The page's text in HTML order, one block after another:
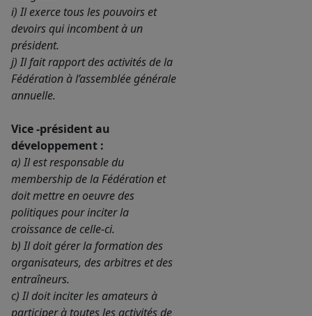
i) Il exerce tous les pouvoirs et
devoirs qui incombent à un
président.
j) Il fait rapport des activités de la
Fédération à l’assemblée générale
annuelle.
Vice -président au
développement :
a) Il est responsable du
membership de la Fédération et
doit mettre en oeuvre des
politiques pour inciter la
croissance de celle-ci.
b) Il doit gérer la formation des
organisateurs, des arbitres et des
entraîneurs.
c) Il doit inciter les amateurs à
participer à toutes les activités de